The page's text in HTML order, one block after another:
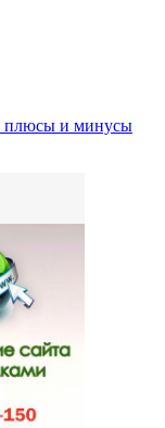
плюсы и минусы